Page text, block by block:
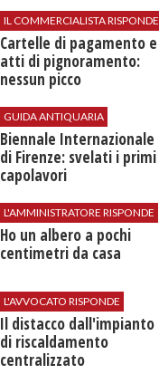
IL COMMERCIALISTA RISPONDE
Cartelle di pagamento e
atti di pignoramento:
nessun picco
GUIDA ANTIQUARIA
Biennale Internazionale
di Firenze: svelati i primi
capolavori
L'AMMINISTRATORE RISPONDE
Ho un albero a pochi
centimetri da casa
L'AVVOCATO RISPONDE
Il distacco dall'impianto
di riscaldamento
centralizzato